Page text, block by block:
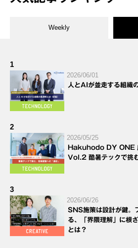
Weekly
1
2026/06/01
人とAIが並走する組織
2
2026/05/25
Hakuhodo DY ONE
Vol.2 酷暑テックで挑
3
2026/06/26
SNS施策は設計が鍵。
る、「界隈理解」に根
とは？